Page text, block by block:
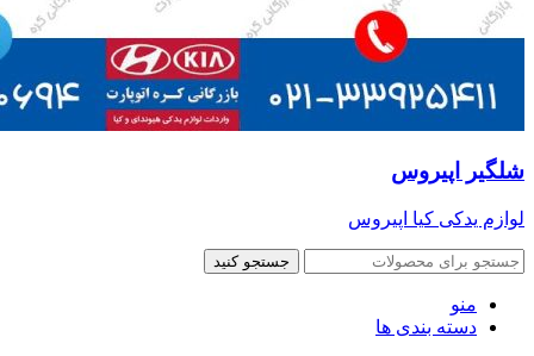
شلگیر اپیروس
لوازم یدکی کیا اپیروس
جستجو کنید
منو
دسته بندی ها